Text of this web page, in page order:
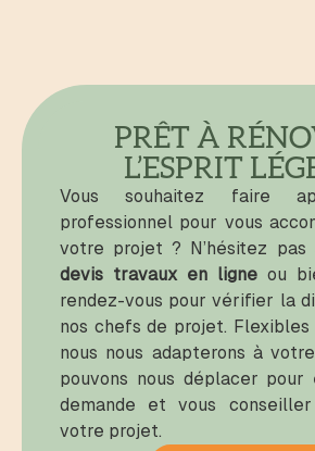
PRÊT À
L’ESPRIT
Vous souhaitez faire
professionnel pour vous
votre projet ? N’hésitez
devis travaux en ligne ou
rendez-vous pour vérifier la
nos chefs de projet. Flexibles
nous nous adapterons à
pouvons nous déplacer
demande et vous
votre projet.